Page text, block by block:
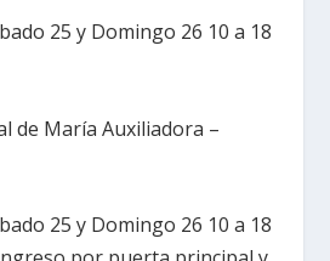
25 y Domingo 26 10 a 18
de María Auxiliadora –
25 y Domingo 26 10 a 18